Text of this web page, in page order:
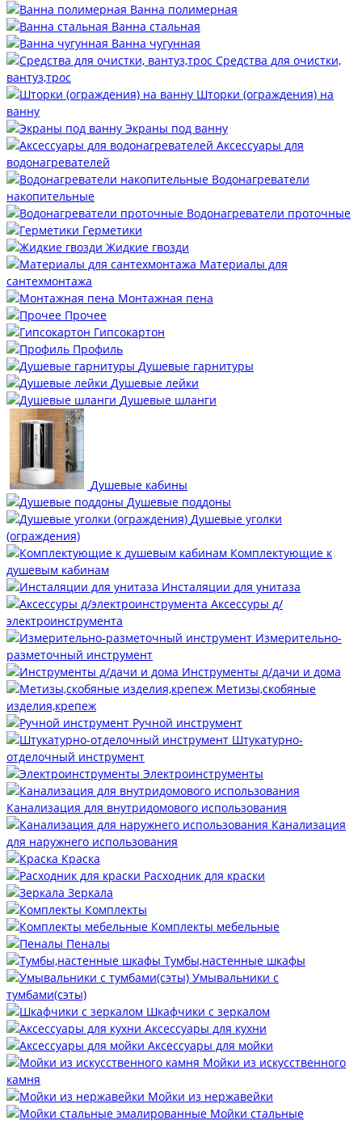
Ванна полимерная
Ванна стальная
Ванна чугунная
Средства для очистки,
вантуз,трос
Шторки (ограждения) на
ванну
Экраны под ванну
Аксессуары для
водонагревателей
Водонагреватели
накопительные
Водонагреватели проточные
Герметики
Жидкие гвозди
Материалы для
сантехмонтажа
Монтажная пена
Прочее
Гипсокартон
Профиль
Душевые гарнитуры
Душевые лейки
Душевые шланги
Душевые кабины
Душевые поддоны
Душевые уголки
(ограждения)
Комплектующие к
душевым кабинам
Инсталяции для унитаза
Аксессуры д/
электроинструмента
Измерительно-
разметочный инструмент
Инструменты д/дачи и дома
Метизы,скобяные
изделия,крепеж
Ручной инструмент
Штукатурно-
отделочный инструмент
Электроинструменты
Канализация для внутридомового использования
Канализация
для наружнего использования
Краска
Расходник для краски
Зеркала
Комплекты
Комплекты мебельные
Пеналы
Тумбы,настенные шкафы
Умывальники с
тумбами(сэты)
Шкафчики с зеркалом
Аксессуары для кухни
Аксессуары для мойки
Мойки из искусственного
камня
Мойки из нержавейки
Мойки стальные